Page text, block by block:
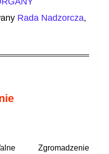
Rada Nadzorcza,
Zgromadzenie